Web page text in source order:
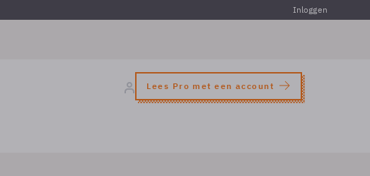
Inloggen
Lees Pro met een account